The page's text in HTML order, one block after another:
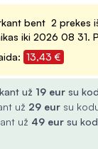
bent 2 prekes
iki 2026 08 31.
13,43 €
už 19 eur su
už 29 eur su
už 49 eur su